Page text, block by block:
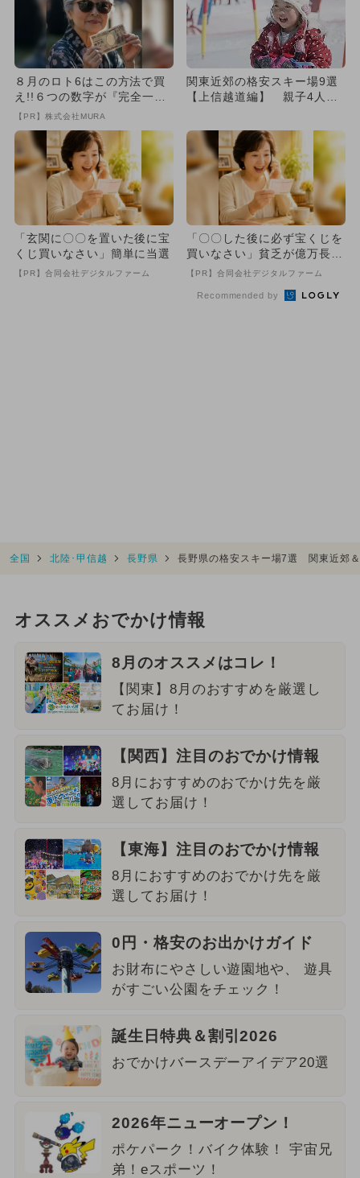
８月のロト6はこの方法で買
え!!６つの数字が『完全一
致』する方法
【PR】株式会社MURA
関東近郊の格安スキー場9選
【上信越道編】 親子4人で1
「玄関に〇〇を置いた後に宝
くじ買いなさい」簡単に当選
【PR】合同会社デジタルファーム
「〇〇した後に必ず宝くじを
買いなさい」貧乏が億万長者
に
【PR】合同会社デジタルファーム
Recommended by
全国 北陸･甲信越 長野県 長野県の格安スキー場7選 関東近郊
オススメおでかけ情報
8月のオススメはコレ！
【関東】8月のおすすめを厳選し
てお届け！
【関西】注目のおでかけ情報
8月におすすめのおでかけ先を厳
選してお届け！
【東海】注目のおでかけ情報
8月におすすめのおでかけ先を厳
選してお届け！
0円・格安のお出かけガイド
お財布にやさしい遊園地や、 遊具
がすごい公園をチェック！
誕生日特典＆割引2026
おでかけバースデーアイデア20選
2026年ニューオープン！
ポケパーク！バイク体験！ 宇宙兄
弟！eスポーツ！